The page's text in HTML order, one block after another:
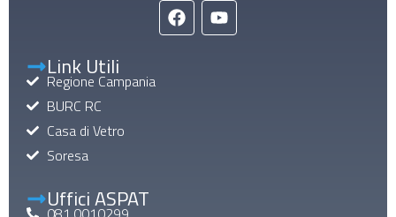
Link Utili
Regione Campania
BURC RC
Casa di Vetro
Soresa
Uffici ASPAT